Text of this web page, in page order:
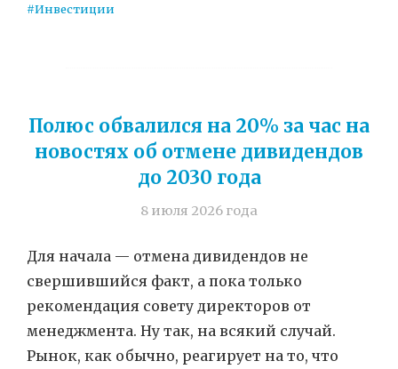
#Инвестиции
Полюс обвалился на 20% за час на
новостях об отмене дивидендов
до 2030 года
8 июля 2026 года
Для начала — отмена дивидендов не
свершившийся факт, а пока только
рекомендация совету директоров от
менеджмента. Ну так, на всякий случай.
Рынок, как обычно, реагирует на то, что